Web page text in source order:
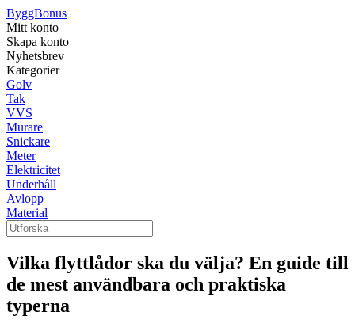
ByggBonus
Mitt konto
Skapa konto
Nyhetsbrev
Kategorier
Golv
Tak
VVS
Murare
Snickare
Meter
Elektricitet
Underhåll
Avlopp
Material
Vilka flyttlådor ska du välja? En guide till
de mest användbara och praktiska
typerna